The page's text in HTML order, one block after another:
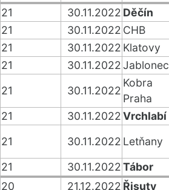
21
30.11.2022 Děčín
21
30.11.2022 CHB
21
30.11.2022 Klatovy
21
30.11.2022Jablonec
21
30.11.2022
Kobra
Praha
21
30.11.2022Vrchlabí
21
30.11.2022 Letňany
21
30.11.2022Tábor
20
21.12.2022 Řisuty